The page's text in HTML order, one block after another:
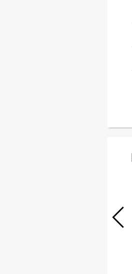
作業療法士（デイサービスプロトン）